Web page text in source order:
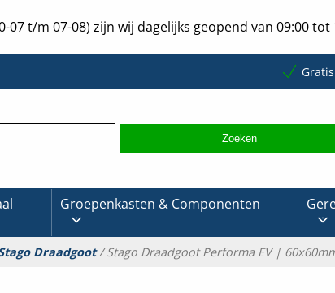
07 t/m 07-08) zijn wij dagelijks geopend van 09:00 tot
Groepenkasten & Componenten
Draadgoot/ Stago Draadgoot Performa EV |